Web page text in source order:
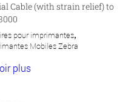
Cable (with strain relief) to
pour imprimantes,
Mobiles Zebra
plus